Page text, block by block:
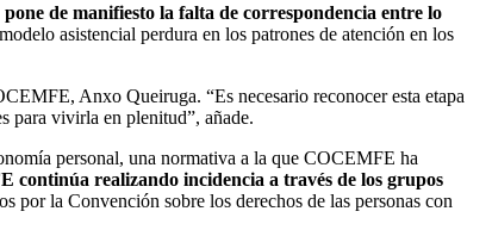
pone de manifiesto la falta de correspondencia entre lo
asistencial perdura en los patrones de atención en los
Anxo Queiruga. “Es necesario reconocer esta etapa
para vivirla en plenitud”, añade.
personal, una normativa a la que COCEMFE ha
continúa realizando incidencia a través de los grupos
por la Convención sobre los derechos de las personas con